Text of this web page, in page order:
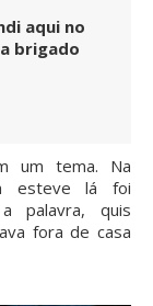
aqui no
brigado
um tema. Na
esteve lá foi
palavra, quis
fora de casa